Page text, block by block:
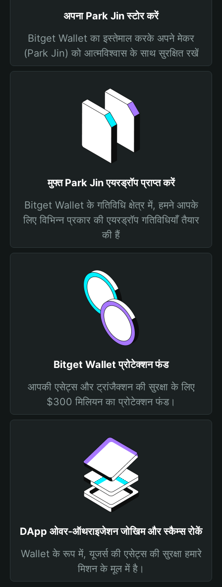
अपना Park Jin स्टोर करें
Bitget Wallet का इस्तेमाल करके अपने मेकर
(Park Jin) को आत्मविश्वास के साथ सुरक्षित रखें
मुफ्त Park Jin एयरड्रॉप प्राप्त करें
Bitget Wallet के गतिविधि क्षेत्र में, हमने आपके
लिए विभिन्न प्रकार की एयरड्रॉप गतिविधियाँ तैयार
की हैं
Bitget Wallet प्रोटेक्शन फंड
आपकी एसेट्स और ट्रांजैक्शन की सुरक्षा के लिए
$300 मिलियन का प्रोटेक्शन फंड।
DApp ओवर-ऑथराइजेशन जोखिम और स्कैम्स रोकें
Wallet के रूप में, यूजर्स की एसेट्स की सुरक्षा हमारे
मिशन के मूल में है।